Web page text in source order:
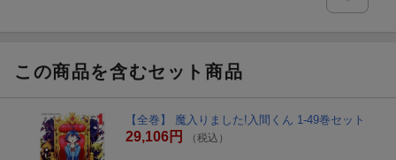
この商品を含むセット商品
【全巻】 魔入りました!入間くん 1-49巻セット
29,106円 （税込）